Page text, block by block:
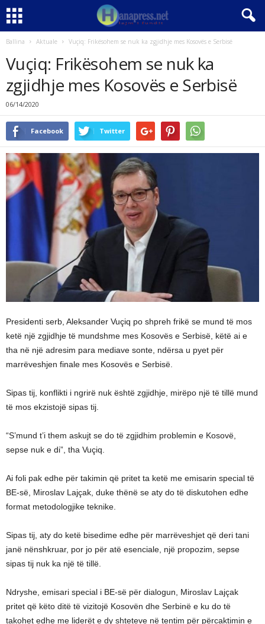
Ballina Aktuale Vuçiq: Frikësohem se nuk ka zgjidhje mes Kosovës e Serbisë
Vuçiq: Frikësohem se nuk ka
zgjidhje mes Kosovës e Serbisë
06/14/2020
Facebook Twitter
Presidenti serb, Aleksander Vuçiq po shpreh frikë se mund të mos
ketë një zgjidhje të mundshme mes Kosovës e Serbisë, këtë ai e
tha në një adresim para mediave sonte, ndërsa u pyet për
marrëveshjen finale mes Kosovës e Serbisë.
Sipas tij, konflikti i ngrirë nuk është zgjidhje, mirëpo një të tillë mund
të mos ekzistojë sipas tij.
“S’mund t’i them askujt se do të zgjidhim problemin e Kosovë,
sepse nuk e di”, tha Vuçiq.
Ai foli pak edhe për takimin që pritet ta ketë me emisarin special të
BE-së, Miroslav Lajçak, duke thënë se aty do të diskutohen edhe
format metodologjike teknike.
Sipas tij, aty do ketë bisedime edhe për marrëveshjet që deri tani
janë nënshkruar, por jo për atë esenciale, një propozim, sepse
sipas tij nuk ka një të tillë.
Ndryshe, emisari special i BE-së për dialogun, Miroslav Lajçak
pritet që këto ditë të vizitojë Kosovën dhe Serbinë e ku do të
takohet edhe me liderët e dy shteteve në tentim për përcaktimin e